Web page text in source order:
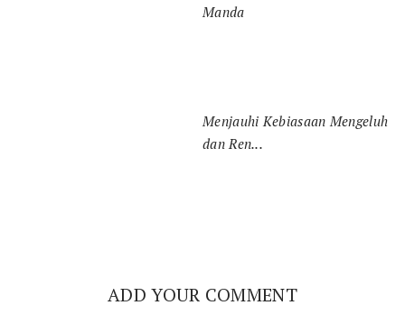
Manda
Menjauhi Kebiasaan Mengeluh
dan Ren...
ADD YOUR COMMENT